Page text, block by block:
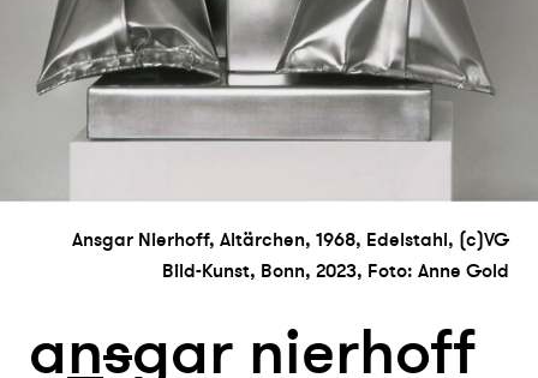
Ansgar Nierhoff, Altärchen, 1968, Edelstahl, (c)VG
Bild-Kunst, Bonn, 2023, Foto: Anne Gold
ansgar nierhoff